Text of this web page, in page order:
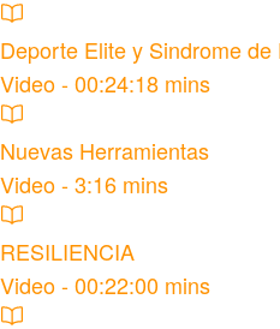
Deporte Elite y Sindrome
Video - 00:24:18 mins
Nuevas Herramientas
Video - 3:16 mins
RESILIENCIA
Video - 00:22:00 mins